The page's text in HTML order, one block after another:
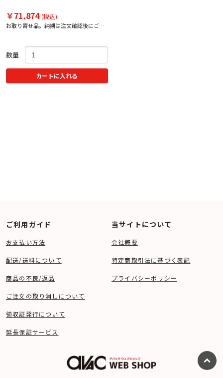
￥71,874(税込)
お取り寄せ品。納期は注文確認後にご案
数量
カートに入れる
ご利用ガイド
お支払い方法
配送/送料について
商品の不良/返品
ご注文の取り消しについて
領収証発行について
延長保証サービス
当サイトについて
会社概要
特定商取引法に基づく表記
プライバシーポリシー